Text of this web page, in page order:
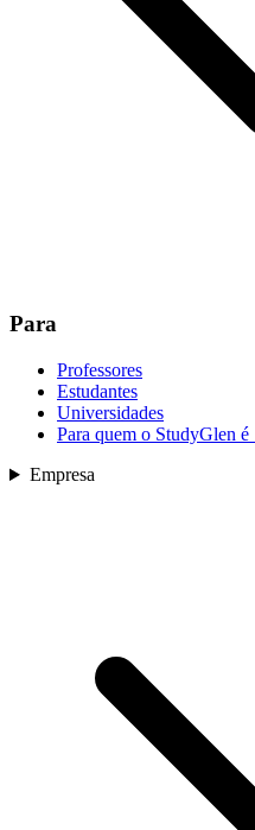
Para
Professores
Estudantes
Universidades
Para quem o StudyGlen é
Empresa